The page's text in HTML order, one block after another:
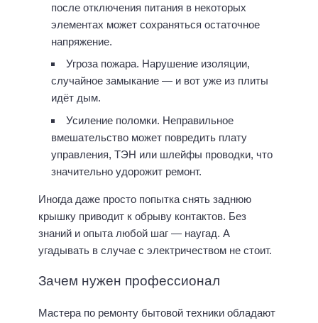
после отключения питания в некоторых
элементах может сохраняться остаточное
напряжение.
Угроза пожара. Нарушение изоляции,
случайное замыкание — и вот уже из плиты
идёт дым.
Усиление поломки. Неправильное
вмешательство может повредить плату
управления, ТЭН или шлейфы проводки, что
значительно удорожит ремонт.
Иногда даже просто попытка снять заднюю
крышку приводит к обрыву контактов. Без
знаний и опыта любой шаг — наугад. А
угадывать в случае с электричеством не стоит.
Зачем нужен профессионал
Мастера по ремонту бытовой техники обладают